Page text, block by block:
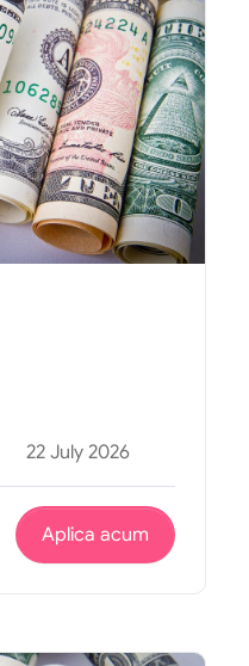
22 July 2026
Aplica acum